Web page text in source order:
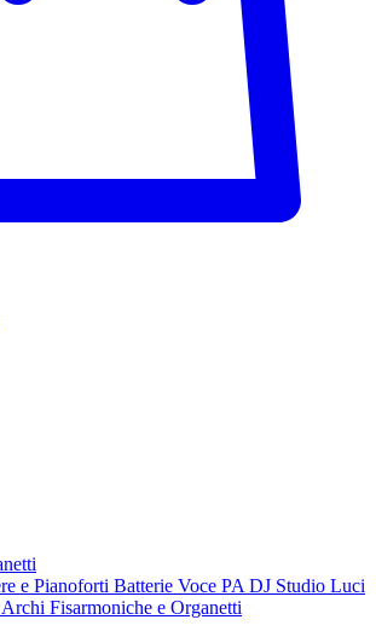
e Pianoforti Batterie Voce PA DJ Studio Luci
Archi Fisarmoniche e Organetti